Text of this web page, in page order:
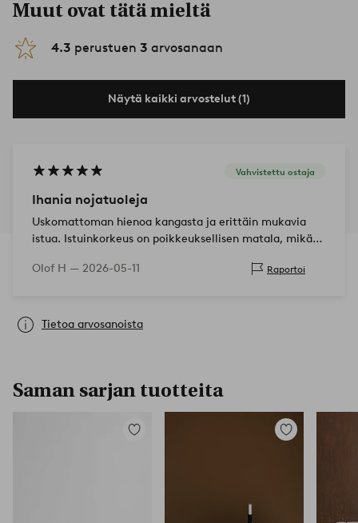
Muut ovat tätä mieltä
4.3 perustuen 3 arvosanaan
Näytä kaikki arvostelut (1)
Vahvistettu ostaja
Ihania nojatuoleja
Uskomattoman hienoa kangasta ja erittäin mukavia
istua. Istuinkorkeus on poikkeuksellisen matala, mikä
näytät hieman oudolta muide…
Olof H — 2026-05-11 Raportoi
Tietoa arvosanoista
Saman sarjan tuotteita
Lisää
Lisää